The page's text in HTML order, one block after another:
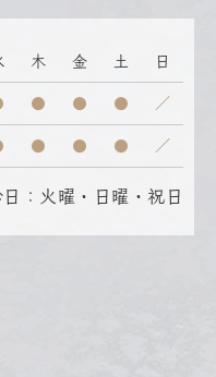
木 金 土 日
● ● ● ／
● ● ● ／
：火曜・日曜・祝日